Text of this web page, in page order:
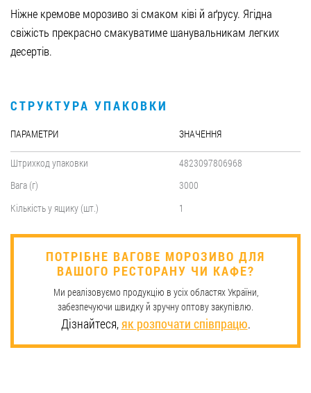
0412 48 28 17
0412 42 29 23
Ніжне кремове морозиво зі смаком ківі й аґрусу. Ягідна
свіжість прекрасно смакуватиме шанувальникам легких
десертів.
СТРУКТУРА УПАКОВКИ
ПАРАМЕТРИ ЗНАЧЕННЯ
Штрихкод упаковки
4823097806968
Вага (г)
3000
Кількість у ящику (шт.)
1
​ПОТРІБНЕ ВАГОВЕ МОРОЗИВО ДЛЯ
ВАШОГО РЕСТОРАНУ ЧИ КАФЕ?
Ми реалізовуємо продукцію в усіх областях України,
забезпечуючи швидку й зручну оптову закупівлю.
Дізнайтеся,як розпочати співпрацю.